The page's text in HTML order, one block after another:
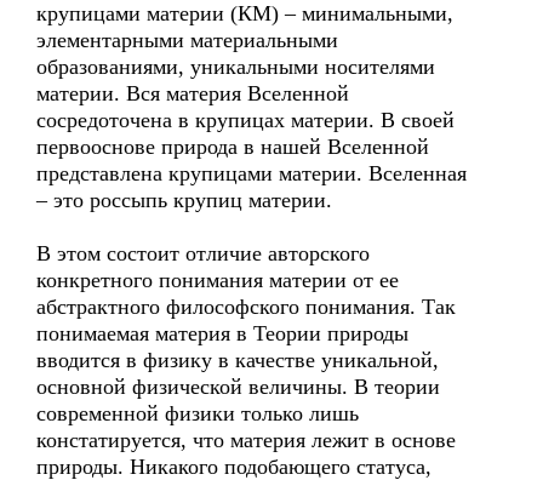
крупицами материи (КМ) – минимальными,
элементарными материальными
образованиями, уникальными носителями
материи. Вся материя Вселенной
сосредоточена в крупицах материи. В своей
первооснове природа в нашей Вселенной
представлена крупицами материи. Вселенная
– это россыпь крупиц материи.
В этом состоит отличие авторского
конкретного понимания материи от ее
абстрактного философского понимания. Так
понимаемая материя в Теории природы
вводится в физику в качестве уникальной,
основной физической величины. В теории
современной физики только лишь
констатируется, что материя лежит в основе
природы. Никакого подобающего статуса,